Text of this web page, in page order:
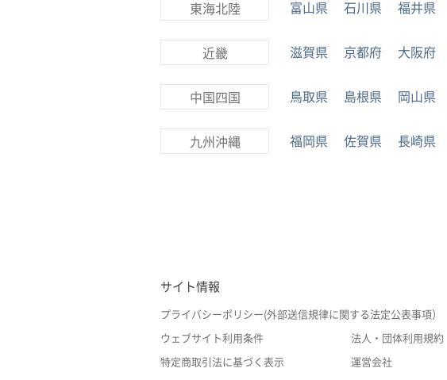
東海北陸 富山県 石川県 福井県
近畿 滋賀県 京都府 大阪府
中国四国 鳥取県 島根県 岡山県
九州沖縄 福岡県 佐賀県 長崎県
サイト情報
プライバシーポリシー(外部送信規律に関する法定公表事項）
ウェブサイト利用条件 法人・団体利用規約
特定商取引法に基づく表示 運営会社